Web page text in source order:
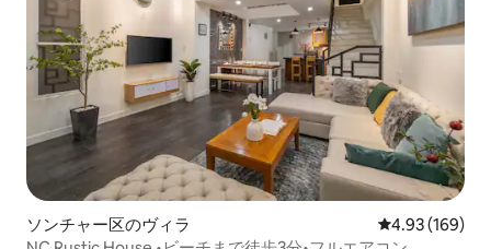
ソンチャー区のヴィラ レビュー169
4.93 (169)